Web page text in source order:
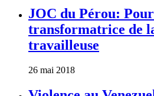
JOC du Pérou:
transformatrice de
travailleuse
26 mai 2018